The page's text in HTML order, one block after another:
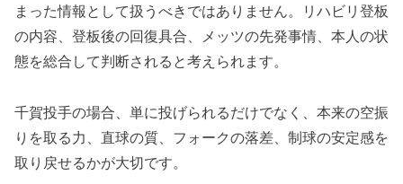
まった情報として扱うべきではありません。リハビリ登板
の内容、登板後の回復具合、メッツの先発事情、本人の状
態を総合して判断されると考えられます。
千賀投手の場合、単に投げられるだけでなく、本来の空振
りを取る力、直球の質、フォークの落差、制球の安定感を
取り戻せるかが大切です。